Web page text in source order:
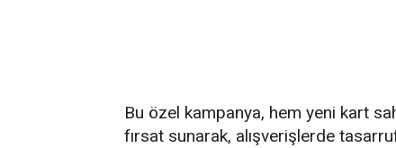
Bu özel kampanya, hem yeni kart
fırsat sunarak, alışverişlerde